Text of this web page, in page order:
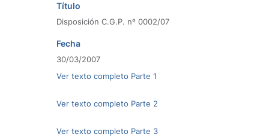
Título
Disposición C.G.P. nº 0002/07
Fecha
30/03/2007
Ver texto completo Parte 1
Ver texto completo Parte 2
Ver texto completo Parte 3